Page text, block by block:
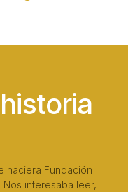
naciera Fundación
Nos interesaba leer,